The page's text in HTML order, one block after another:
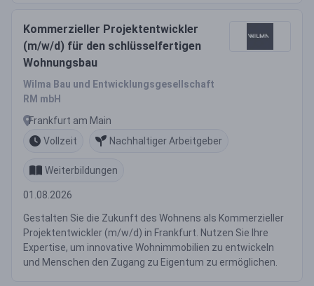
Kommerzieller Projektentwickler
(m/w/d) für den schlüsselfertigen
Wohnungsbau
Wilma Bau und Entwicklungsgesellschaft
RM mbH
Frankfurt am Main
Vollzeit
Nachhaltiger Arbeitgeber
Weiterbildungen
01.08.2026
Gestalten Sie die Zukunft des Wohnens als Kommerzieller
Projektentwickler (m/w/d) in Frankfurt. Nutzen Sie Ihre
Expertise, um innovative Wohnimmobilien zu entwickeln
und Menschen den Zugang zu Eigentum zu ermöglichen.